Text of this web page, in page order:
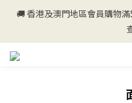
💰新登記會
🚚 香港及澳門地區會員購物